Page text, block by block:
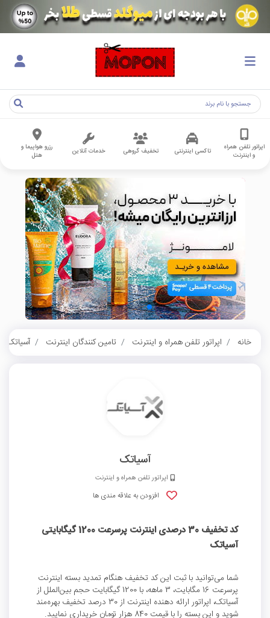
اپراتور تلفن همراه
و اینترنت
تاکسی اینترنتی تخفیف گروهی خدمات آنلاین
رزرو هواپیما و
هتل
خانه اپراتور تلفن همراه و اینترنت تامین کنندگان اینترنت آسیاتک
آسیاتک
اپراتور تلفن همراه و اینترنت
افزودن به علاقه مندی ها
کد تخفیف 30 درصدی اینترنت پرسرعت 1200 گیگابایتی
آسیاتک
شما می‌توانید با ثبت این کد تخفیف هنگام تمدید بسته اینترنت
پرسرعت 16 مگابایت، 3 ماهه، با 1200 گیگابایت حجم بین‌الملل از
آسیاتک، اپراتور ارائه دهنده اینترنت از 30 درصد تخفیف بهره‌مند
شوید و این بسته را با قیمت 840 هزار تومان خریداری نمایید.